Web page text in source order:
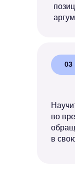
во
в
03